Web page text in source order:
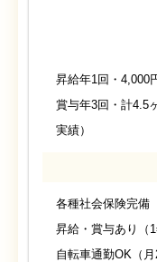
昇給年1回・4,000
賞与年3回・計4.5
実績）
各種社会保険完備
昇給・賞与あり（
自転車通勤OK（月